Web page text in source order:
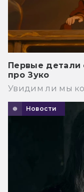
Первые детали
про Зуко
Увидим ли мы
Новости